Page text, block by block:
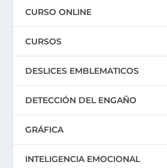
CURSO ONLINE
CURSOS
DESLICES EMBLEMATICOS
DETECCIÓN DEL ENGAÑO
GRÁFICA
INTELIGENCIA EMOCIONAL